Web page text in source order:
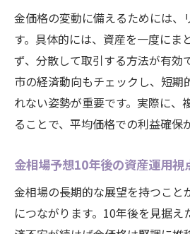
金価格の変動に備えるためには、
す。具体的には、資産を一度にま
ず、分散して取引する方法が有効
市の経済動向もチェックし、短期
れない姿勢が重要です。実際に、
ることで、平均価格での利益確保
金相場予想10年後の資産運用視
金相場の長期的な展望を持つこと
につながります。10年後を見据え